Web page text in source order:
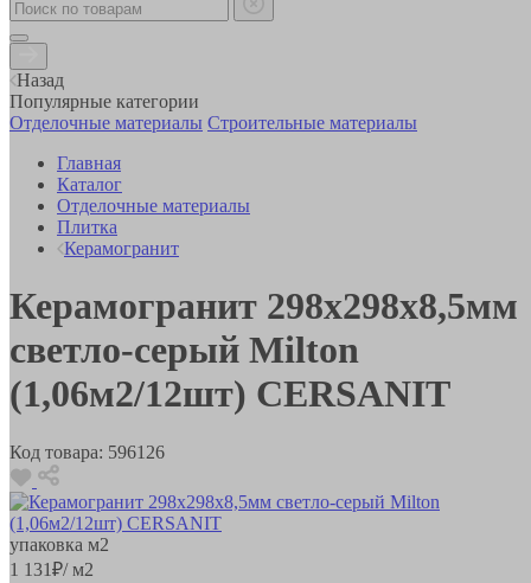
Назад
Популярные категории
Отделочные материалы Строительные материалы
Главная
Каталог
Отделочные материалы
Плитка
Керамогранит
Керамогранит 298х298х8,5мм
светло-серый Milton
(1,06м2/12шт) CERSANIT
Код товара: 596126
упаковка м2
1 131₽/ м2